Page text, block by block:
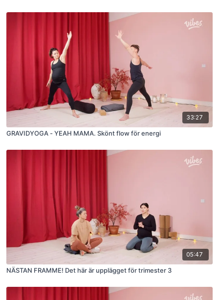
33:27
GRAVIDYOGA - YEAH MAMA. Skönt flow för energi
05:47
NÄSTAN FRAMME! Det här är upplägget för trimester 3